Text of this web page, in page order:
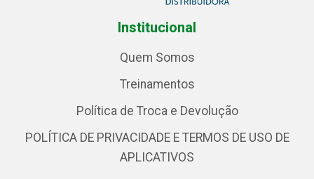
Institucional
Quem Somos
Treinamentos
Política de Troca e Devolução
POLÍTICA DE PRIVACIDADE E TERMOS DE USO DE
APLICATIVOS